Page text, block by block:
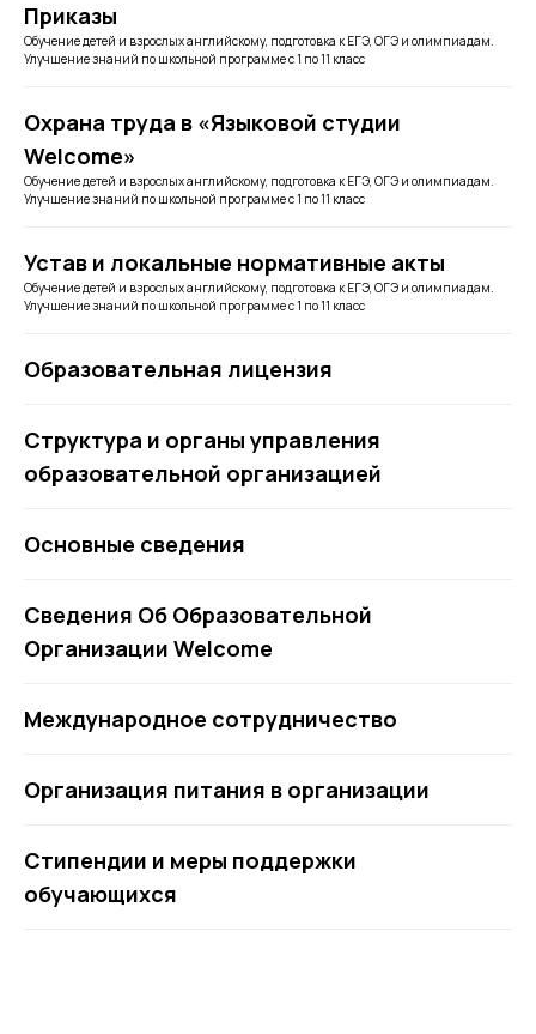
Приказы
Обучение детей и взрослых английскому, подготовка к ЕГЭ, ОГЭ и олимпиадам.
Улучшение знаний по школьной программе с 1 по 11 класс
Охрана труда в «Языковой студии
Welcome»
Обучение детей и взрослых английскому, подготовка к ЕГЭ, ОГЭ и олимпиадам.
Улучшение знаний по школьной программе с 1 по 11 класс
Устав и локальные нормативные акты
Обучение детей и взрослых английскому, подготовка к ЕГЭ, ОГЭ и олимпиадам.
Улучшение знаний по школьной программе с 1 по 11 класс
Образовательная лицензия
Структура и органы управления
образовательной организацией
Основные сведения
Сведения Об Образовательной
Организации Welcome
Международное сотрудничество
Организация питания в организации
Стипендии и меры поддержки
обучающихся
Станьте частью
команды Welcome